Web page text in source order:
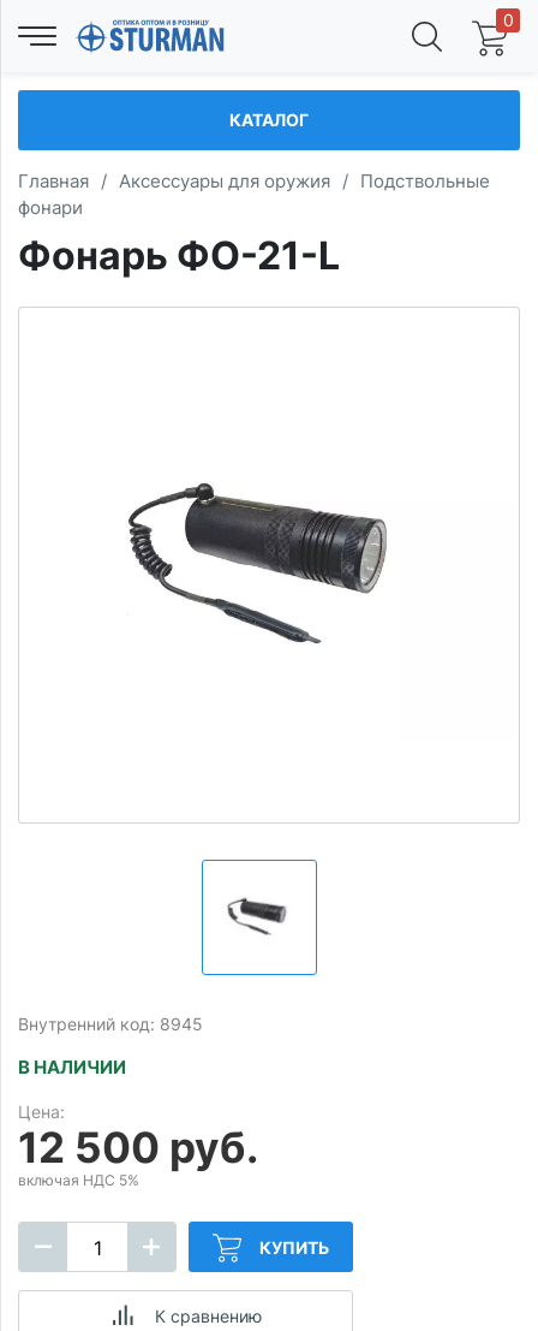
0
КАТАЛОГ
Главная / Аксессуары для оружия / Подствольные
фонари
Фонарь ФО-21-L
Внутренний код: 8945
В НАЛИЧИИ
Цена:
12 500 руб.
включая НДС 5%
КУПИТЬ
К сравнению